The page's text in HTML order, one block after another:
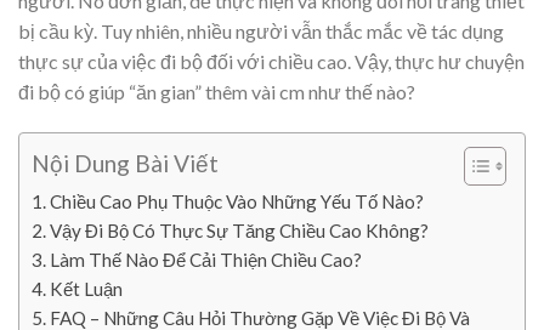
bị cầu kỳ. Tuy nhiên, nhiều người vẫn thắc mắc về tác dụng
thực sự của việc đi bộ đối với chiều cao. Vậy, thực hư chuyện
đi bộ có giúp “ăn gian” thêm vài cm như thế nào?
Nội Dung Bài Viết
Chiều Cao Phụ Thuộc Vào Những Yếu Tố Nào?
Vậy Đi Bộ Có Thực Sự Tăng Chiều Cao Không?
Làm Thế Nào Để Cải Thiện Chiều Cao?
Kết Luận
FAQ – Những Câu Hỏi Thường Gặp Về Việc Đi Bộ Và